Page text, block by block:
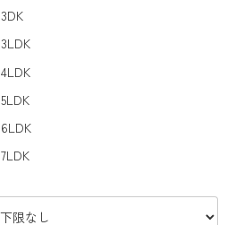
3DK
3LDK
4LDK
5LDK
6LDK
7LDK